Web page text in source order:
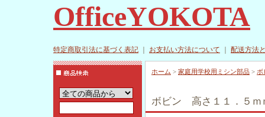
OfficeYOKOTA
特定商取引法に基づく表記 お支払い方法について 配送方法
ホーム > 家庭用学校用ミシン部品 > ボ
ボビン 高さ１１．５